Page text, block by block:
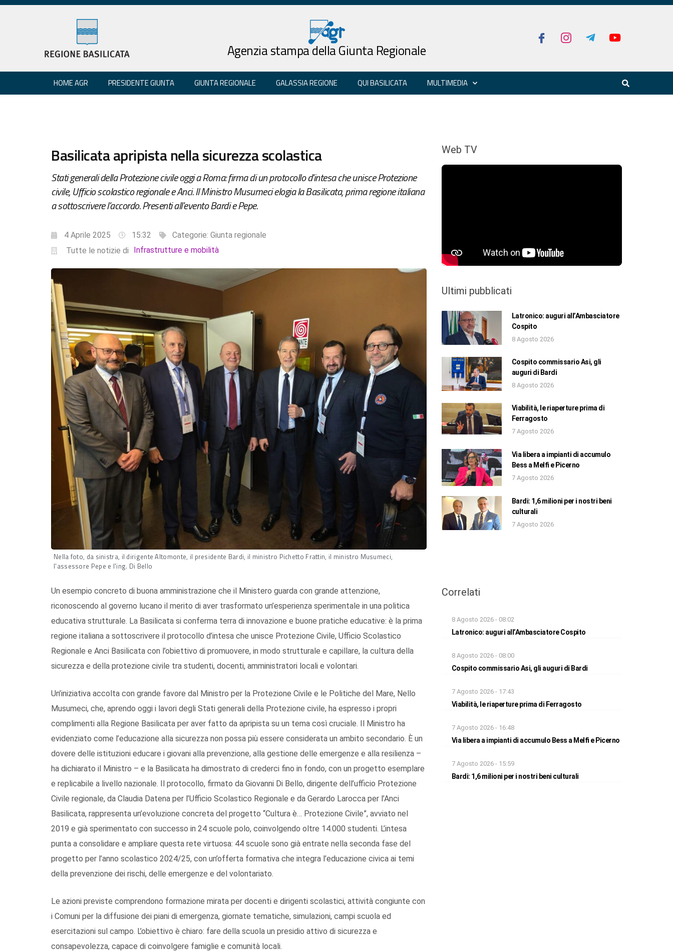
Agenzia stampa della Giunta Regionale
HOME AGR PRESIDENTE GIUNTA GIUNTA REGIONALE GALASSIA REGIONE QUI BASILICATA MULTIMEDIA
Basilicata apripista nella sicurezza scolastica
Stati generali della Protezione civile oggi a Roma: firma di un protocollo d'intesa che unisce Protezione
civile, Ufficio scolastico regionale e Anci. Il Ministro Musumeci elogia la Basilicata, prima regione italiana
a sottoscrivere l'accordo. Presenti all'evento Bardi e Pepe.
4 Aprile 2025 15:32 Categorie: Giunta regionale
Tutte le notizie di
Infrastrutture e mobilità
Nella foto, da sinistra, il dirigente Altomonte, il presidente Bardi, il ministro Pichetto Frattin, il ministro Musumeci,
l'assessore Pepe e l'ing. Di Bello
Un esempio concreto di buona amministrazione che il Ministero guarda con grande attenzione,
riconoscendo al governo lucano il merito di aver trasformato un’esperienza sperimentale in una politica
educativa strutturale. La Basilicata si conferma terra di innovazione e buone pratiche educative: è la prima
regione italiana a sottoscrivere il protocollo d’intesa che unisce Protezione Civile, Ufficio Scolastico
Regionale e Anci Basilicata con l’obiettivo di promuovere, in modo strutturale e capillare, la cultura della
sicurezza e della protezione civile tra studenti, docenti, amministratori locali e volontari.
Un’iniziativa accolta con grande favore dal Ministro per la Protezione Civile e le Politiche del Mare, Nello
Musumeci, che, aprendo oggi i lavori degli Stati generali della Protezione civile, ha espresso i propri
complimenti alla Regione Basilicata per aver fatto da apripista su un tema così cruciale. Il Ministro ha
evidenziato come l’educazione alla sicurezza non possa più essere considerata un ambito secondario. È un
dovere delle istituzioni educare i giovani alla prevenzione, alla gestione delle emergenze e alla resilienza –
ha dichiarato il Ministro – e la Basilicata ha dimostrato di crederci fino in fondo, con un progetto esemplare
e replicabile a livello nazionale. Il protocollo, firmato da Giovanni Di Bello, dirigente dell’ufficio Protezione
Civile regionale, da Claudia Datena per l’Ufficio Scolastico Regionale e da Gerardo Larocca per l’Anci
Basilicata, rappresenta un’evoluzione concreta del progetto “Cultura è… Protezione Civile”, avviato nel
2019 e già sperimentato con successo in 24 scuole polo, coinvolgendo oltre 14.000 studenti. L’intesa
punta a consolidare e ampliare questa rete virtuosa: 44 scuole sono già entrate nella seconda fase del
progetto per l’anno scolastico 2024/25, con un’offerta formativa che integra l’educazione civica ai temi
della prevenzione dei rischi, delle emergenze e del volontariato.
Le azioni previste comprendono formazione mirata per docenti e dirigenti scolastici, attività congiunte con
i Comuni per la diffusione dei piani di emergenza, giornate tematiche, simulazioni, campi scuola ed
esercitazioni sul campo. L’obiettivo è chiaro: fare della scuola un presidio attivo di sicurezza e
consapevolezza, capace di coinvolgere famiglie e comunità locali.
Web TV
Ultimi pubblicati
Latronico: auguri all’Ambasciatore
Cospito
8 Agosto 2026
Cospito commissario Asi, gli
auguri di Bardi
8 Agosto 2026
Viabilità, le riaperture prima di
Ferragosto
7 Agosto 2026
Via libera a impianti di accumulo
Bess a Melfi e Picerno
7 Agosto 2026
Bardi: 1,6 milioni per i nostri beni
culturali
7 Agosto 2026
Correlati
8 Agosto 2026 - 08:02
Latronico: auguri all’Ambasciatore Cospito
8 Agosto 2026 - 08:00
Cospito commissario Asi, gli auguri di Bardi
7 Agosto 2026 - 17:43
Viabilità, le riaperture prima di Ferragosto
7 Agosto 2026 - 16:48
Via libera a impianti di accumulo Bess a Melfi e Picerno
7 Agosto 2026 - 15:59
Bardi: 1,6 milioni per i nostri beni culturali